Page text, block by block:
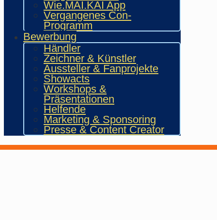
Wie.MAI.KAI App
Vergangenes Con-
Programm
Bewerbung
Händler
Zeichner & Künstler
Aussteller & Fanprojekte
Showacts
Workshops &
Präsentationen
Helfende
Marketing & Sponsoring
Presse & Content Creator